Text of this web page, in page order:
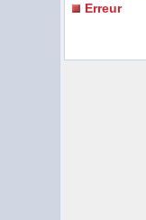
Erreur